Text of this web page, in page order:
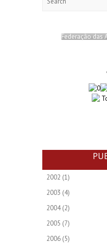
Federação das
2002 (1)
2003 (4)
2004(2)
2005 (7)
2006 (5)